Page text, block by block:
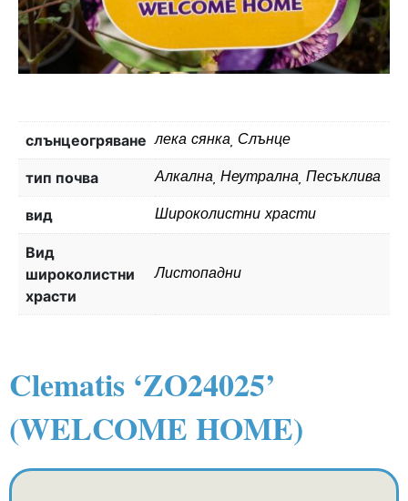
слънцеогряване лека сянка, Слънце
тип почва Алкална, Неутрална, Песъклива
вид Широколистни храсти
Вид
широколистни
храсти
Листопадни
Clematis ‘ZO24025’
(WELCOME HOME)